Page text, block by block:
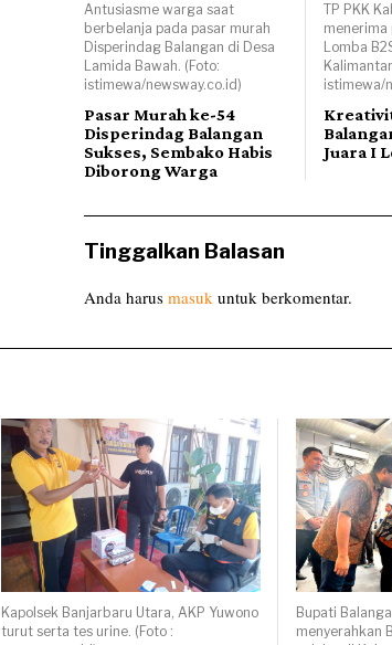
Antusiasme warga saat
berbelanja pada pasar murah
Disperindag Balangan di Desa
Lamida Bawah. (Foto:
istimewa/newsway.co.id)
Pasar Murah ke-54
Disperindag Balangan
Sukses, Sembako Habis
Diborong Warga
TP PKK
menerima
Lomba
istimewa/
Juara I
Tinggalkan Balasan
Anda harus masuk untuk berkomentar.
Kapolsek Banjarbaru Utara, AKP Yuwono
turut serta tes urine. (Foto :
Bupati
menyerahkan